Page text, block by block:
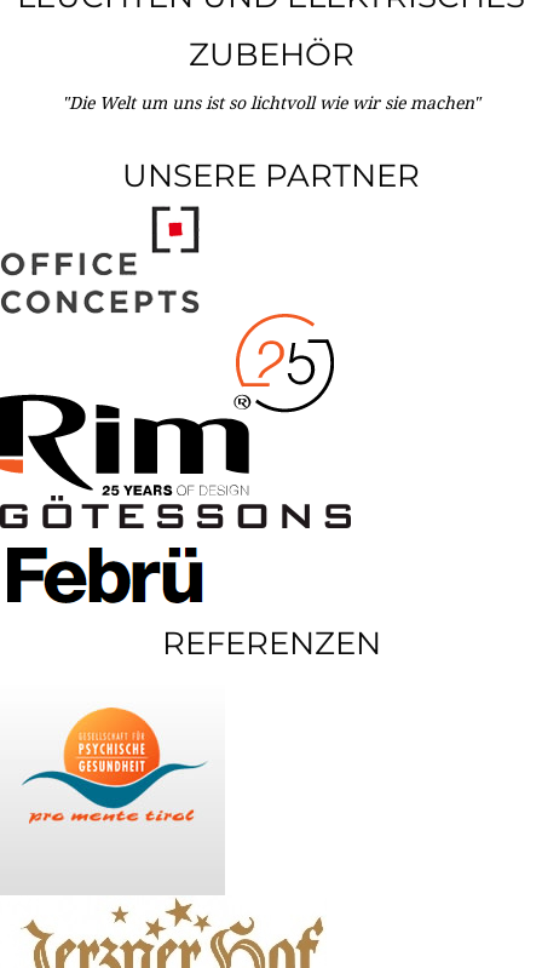
ZUBEHÖR
"Die Welt um uns ist so lichtvoll wie wir sie machen"
UNSERE PARTNER
REFERENZEN